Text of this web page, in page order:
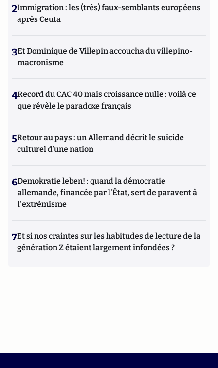
2Immigration : les (très) faux-semblants européens
après Ceuta
3Et Dominique de Villepin accoucha du villepino-
macronisme
4Record du CAC 40 mais croissance nulle : voilà ce
que révèle le paradoxe français
5Retour au pays : un Allemand décrit le suicide
culturel d’une nation
6Demokratie leben! : quand la démocratie
allemande, financée par l'État, sert de paravent à
l'extrémisme
7Et si nos craintes sur les habitudes de lecture de la
génération Z étaient largement infondées ?